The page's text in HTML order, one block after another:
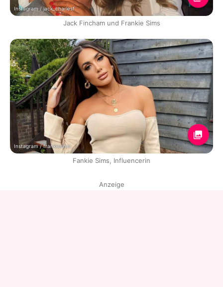
Instagram / jack_charlesf
Jack Fincham und Frankie Sims
Instagram / frankiesims
Fankie Sims, Influencerin
Anzeige